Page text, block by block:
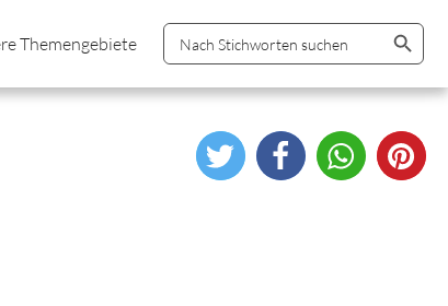
Themengebiete
Search
for:
Search Button